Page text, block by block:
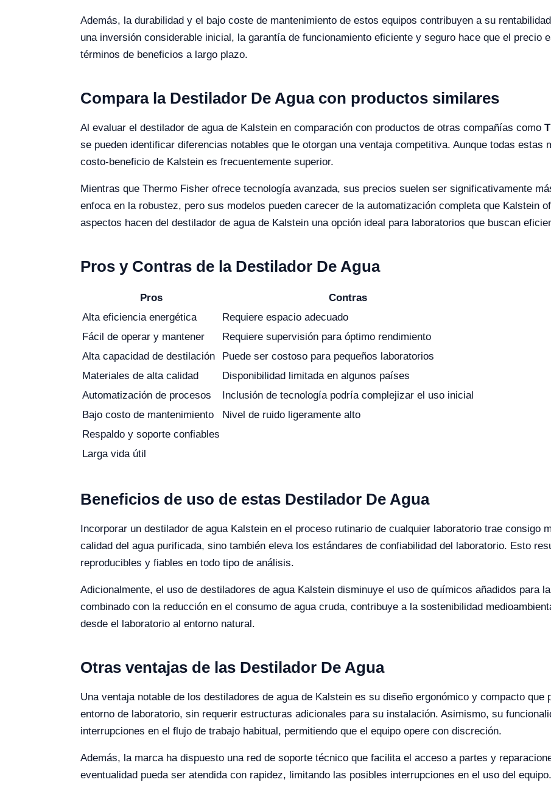
Además, la durabilidad y el bajo coste de mantenimiento de estos equipos contribuyen a su
una inversión considerable inicial, la garantía de funcionamiento eficiente y seguro hace que el precio
términos de beneficios a largo plazo.
Compara la Destilador De Agua con productos similares
Al evaluar el destilador de agua de Kalstein en comparación con productos de otras compañías como
se pueden identificar diferencias notables que le otorgan una ventaja competitiva. Aunque todas estas
costo-beneficio de Kalstein es frecuentemente superior.
Mientras que Thermo Fisher ofrece tecnología avanzada, sus precios suelen ser significativamente
enfoca en la robustez, pero sus modelos pueden carecer de la automatización completa que Kalstein
aspectos hacen del destilador de agua de Kalstein una opción ideal para laboratorios que buscan
Pros y Contras de la Destilador De Agua
Pros
Contras
Alta eficiencia energética
Requiere espacio adecuado
Fácil de operar y mantener
Requiere supervisión para óptimo rendimiento
Alta capacidad de destilación
Puede ser costoso para pequeños laboratorios
Materiales de alta calidad
Disponibilidad limitada en algunos países
Automatización de procesos
Inclusión de tecnología podría complejizar el uso inicial
Bajo costo de mantenimiento
Nivel de ruido ligeramente alto
Respaldo y soporte confiables
Larga vida útil
Beneficios de uso de estas Destilador De Agua
Incorporar un destilador de agua Kalstein en el proceso rutinario de cualquier laboratorio trae consigo
calidad del agua purificada, sino también eleva los estándares de confiabilidad del laboratorio. Esto
reproducibles y fiables en todo tipo de análisis.
Adicionalmente, el uso de destiladores de agua Kalstein disminuye el uso de químicos añadidos para
combinado con la reducción en el consumo de agua cruda, contribuye a la sostenibilidad
desde el laboratorio al entorno natural.
Otras ventajas de las Destilador De Agua
Una ventaja notable de los destiladores de agua de Kalstein es su diseño ergonómico y compacto que
entorno de laboratorio, sin requerir estructuras adicionales para su instalación. Asimismo, su
interrupciones en el flujo de trabajo habitual, permitiendo que el equipo opere con discreción.
Además, la marca ha dispuesto una red de soporte técnico que facilita el acceso a partes y
eventualidad pueda ser atendida con rapidez, limitando las posibles interrupciones en el uso del